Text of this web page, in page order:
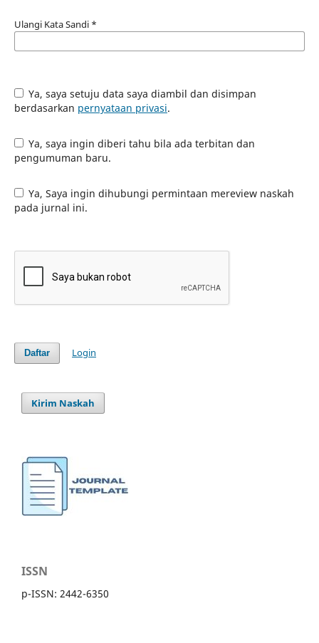
Ulangi Kata Sandi *
Ya, saya setuju data saya diambil dan disimpan
berdasarkan pernyataan privasi.
Ya, saya ingin diberi tahu bila ada terbitan dan
pengumuman baru.
Ya, Saya ingin dihubungi permintaan mereview naskah
pada jurnal ini.
Daftar Login
Kirim Naskah
ISSN
p-ISSN: 2442-6350